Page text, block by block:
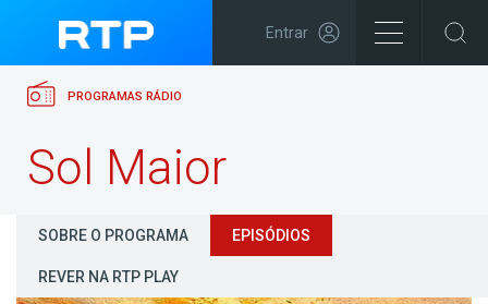
Entrar
PROGRAMAS RÁDIO
Sol Maior
SOBRE O PROGRAMA EPISÓDIOS
REVER NA RTP PLAY